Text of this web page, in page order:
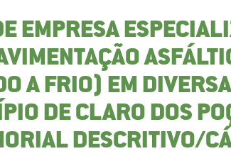
EMPRESA
A FRIO) EM
DE CLARO DOS
DESCRITIVO/